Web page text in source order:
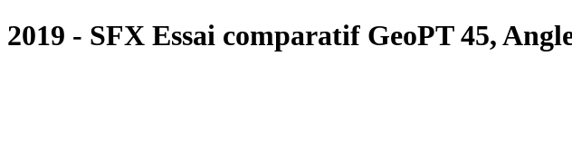
2019 - SFX Essai comparatif GeoPT 45,